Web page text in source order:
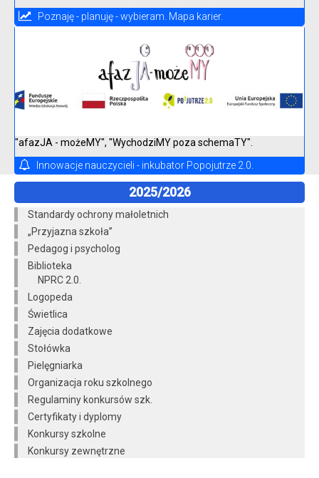
Poznaję - planuję - wybieram. Mapa karier.
"afazJA - możeMY", "WychodziMY poza schemaTY".
Innowacje nauczycieli - inkubator Popojutrze 2.0.
2025/2026
Standardy ochrony małoletnich
„Przyjazna szkoła”
Pedagog i psycholog
Biblioteka
NPRC 2.0.
Logopeda
Świetlica
Zajęcia dodatkowe
Stołówka
Pielęgniarka
Organizacja roku szkolnego
Regulaminy konkursów szk.
Certyfikaty i dyplomy
Konkursy szkolne
Konkursy zewnętrzne